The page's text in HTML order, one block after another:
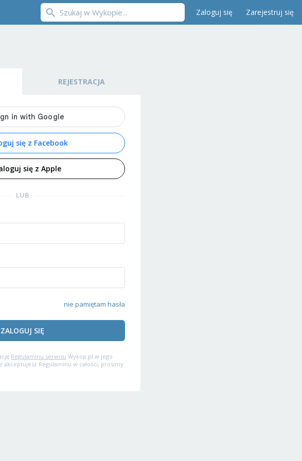
Zaloguj się Zarejestruj się
REJESTRACJA
się z Facebook
się z Apple
LUB
nie pamiętam hasła
ZALOGUJ SIĘ
Regulaminu serwisu Wykop.pl w jego
Regulaminu w całości, prosimy